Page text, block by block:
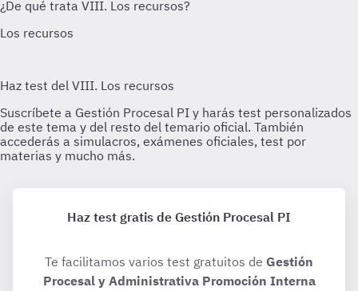
Haz test gratis de Gestión Procesal PI
Te facilitamos varios test gratuitos de Gestión
Procesal y Administrativa Promoción Interna